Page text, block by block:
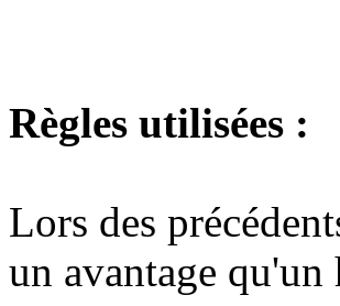
Règles utilisées :
Lors des
un avantage